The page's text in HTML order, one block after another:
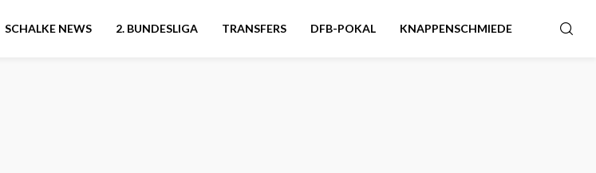
SCHALKE NEWS 2. BUNDESLIGA TRANSFERS DFB-POKAL KNAPPENSCHMIEDE